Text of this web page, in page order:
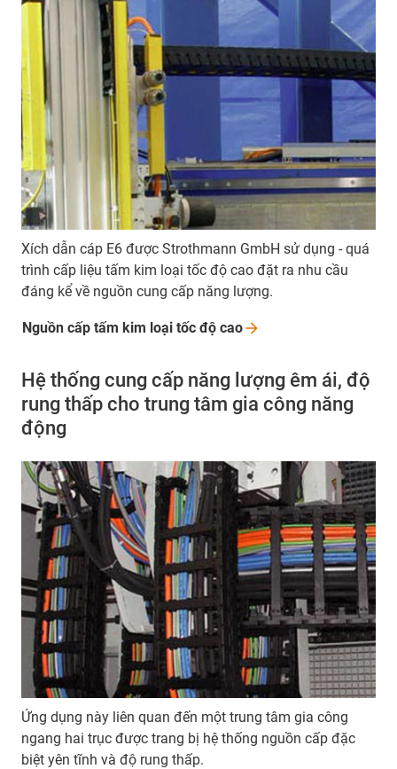
Xích dẫn cáp E6 được Strothmann GmbH sử dụng - quá
trình cấp liệu tấm kim loại tốc độ cao đặt ra nhu cầu
đáng kể về nguồn cung cấp năng lượng.
Nguồn cấp tấm kim loại tốc độ cao
Hệ thống cung cấp năng lượng êm ái, độ
rung thấp cho trung tâm gia công năng
động
Ứng dụng này liên quan đến một trung tâm gia công
ngang hai trục được trang bị hệ thống nguồn cấp đặc
biệt yên tĩnh và độ rung thấp.